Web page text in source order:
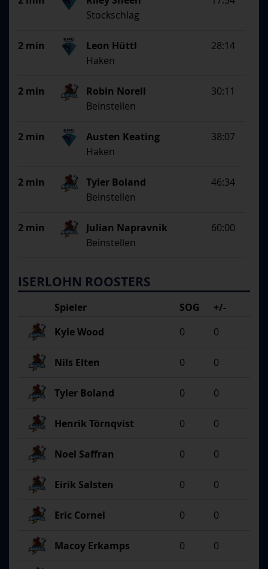
Stockschlag
2 min 28:14
Leon Hüttl
Haken
2 min 30:11
Robin Norell
Beinstellen
2 min 38:07
Austen Keating
Haken
2 min 46:34
Tyler Boland
Beinstellen
2 min 60:00
Julian Napravnik
Beinstellen
ISERLOHN ROOSTERS
Spieler SOG
+/-
Kyle Wood
0 0
Nils Elten 0 0
Tyler Boland 0 0
Henrik Törnqvist 0 0
Noel Saffran 0 0
Eirik Salsten 0 0
Eric Cornel 0 0
Macoy Erkamps 0 0